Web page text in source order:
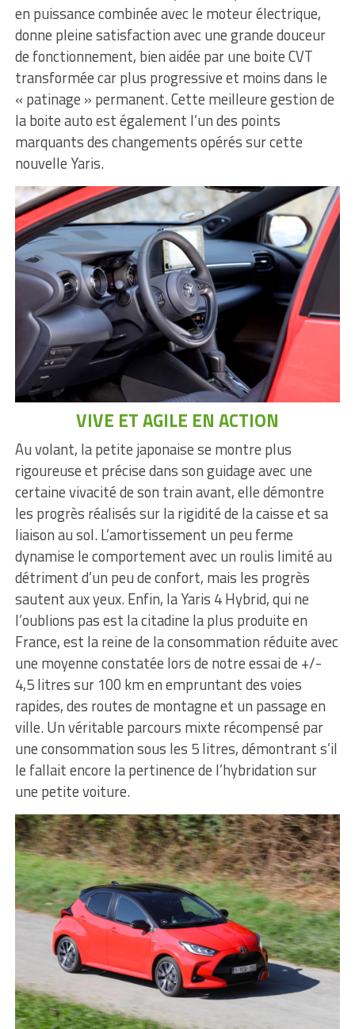
en puissance combinée avec le moteur électrique,
donne pleine satisfaction avec une grande douceur
de fonctionnement, bien aidée par une boite CVT
transformée car plus progressive et moins dans le
« patinage » permanent. Cette meilleure gestion de
la boite auto est également l’un des points
marquants des changements opérés sur cette
nouvelle Yaris.
VIVE ET AGILE EN ACTION
Au volant, la petite japonaise se montre plus
rigoureuse et précise dans son guidage avec une
certaine vivacité de son train avant, elle démontre
les progrès réalisés sur la rigidité de la caisse et sa
liaison au sol. L’amortissement un peu ferme
dynamise le comportement avec un roulis limité au
détriment d’un peu de confort, mais les progrès
sautent aux yeux. Enfin, la Yaris 4 Hybrid, qui ne
l’oublions pas est la citadine la plus produite en
France, est la reine de la consommation réduite avec
une moyenne constatée lors de notre essai de +/-
4,5 litres sur 100 km en empruntant des voies
rapides, des routes de montagne et un passage en
ville. Un véritable parcours mixte récompensé par
une consommation sous les 5 litres, démontrant s’il
le fallait encore la pertinence de l’hybridation sur
une petite voiture.